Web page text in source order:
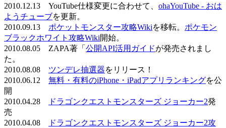
2010.12.13 YouTube仕様変更に合わせて、 ohaYouTube - おは
ようチューブを更新。
2010.09.13 ポケットモンスター攻略Wikiを移転。 ポケモン
ブラックホワイト攻略Wiki開始。
2010.08.05 ZAPA著「 公開API活用ガイドが発売されまし
た。
2010.08.08 ツンデレ抽選器をリリース！
2010.06.12 無料・有料のiPhone・iPadアプリランキングを公
開
2010.04.28
ドラゴンクエストモンスターズ ジョーカー2発
売
2010.04.08
ドラゴンクエストモンスターズ ジョーカー2攻